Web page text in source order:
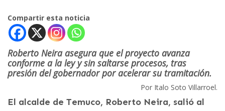
Compartir esta noticia
Roberto Neira asegura que el proyecto avanza
conforme a la ley y sin saltarse procesos, tras
presión del gobernador por acelerar su tramitación.
Por Italo Soto Villarroel.
El alcalde de Temuco, Roberto Neira, salió al